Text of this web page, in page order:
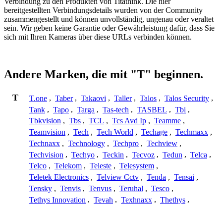
bereitgestellten Verbindungsdetails wurden von der Community
zusammengestellt und können unvollständig, ungenau oder veraltet
sein. Wir geben keine Garantie oder Gewährleistung dafür, dass Sie
sich mit Ihren Kameras über diese URLs verbinden können.
Andere Marken, die mit "T" beginnen.
T T.one , Taber , Takaovi , Taller , Talos , Talos Security ,
Tank , Tapo , Targa , Tas-tech , TASBEL , Tbi ,
Tbkvision , Tbs , TCL , Tcs Avd Ip , Teamme ,
Teamvision , Tech , Tech World , Techage , Techmaxx ,
Technaxx , Technology , Techpro , Techview ,
Techvision , Techyo , Teckin , Tecvoz , Tedun , Telca ,
Telco , Telekom , Teleste , Telesystem ,
Teletek Electronics , Telview Cctv , Tenda , Tensai ,
Tensky , Tenvis , Tenvus , Teruhal , Tesco ,
Tethys Innovation , Tevah , Texhnaxx , Thethys ,